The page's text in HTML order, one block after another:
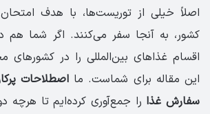
اصلاً خیلی از توریست‌ها، با هدف
کشور، به آنجا سفر می‌کنند. اگر شما هم
اقسام غذاهای بین‌‌المللی را در کشورهای
این مقاله برای شماست. مااصطلاحات
سفارش غذا را جمع‌آوری کرده‌ایم تا هرچه